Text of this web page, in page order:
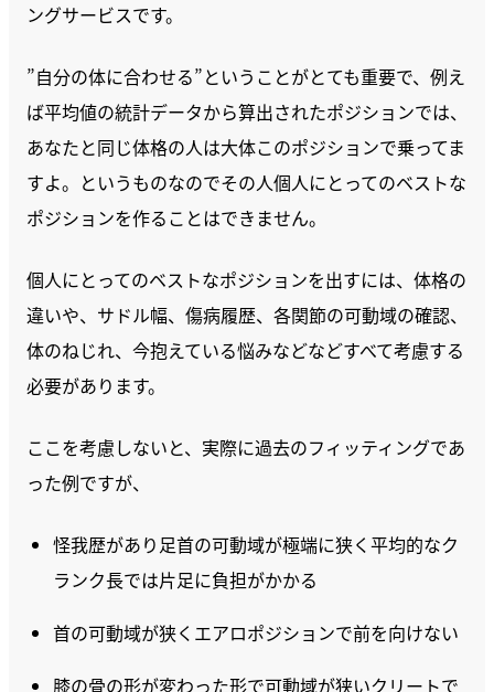
ングサービスです。
”自分の体に合わせる”ということがとても重要で、例え
ば平均値の統計データから算出されたポジションでは、
あなたと同じ体格の人は大体このポジションで乗ってま
すよ。というものなのでその人個人にとってのベストな
ポジションを作ることはできません。
個人にとってのベストなポジションを出すには、体格の
違いや、サドル幅、傷病履歴、各関節の可動域の確認、
体のねじれ、今抱えている悩みなどなどすべて考慮する
必要があります。
ここを考慮しないと、実際に過去のフィッティングであ
った例ですが、
怪我歴があり足首の可動域が極端に狭く平均的なク
ランク長では片足に負担がかかる
首の可動域が狭くエアロポジションで前を向けない
膝の骨の形が変わった形で可動域が狭いクリートで